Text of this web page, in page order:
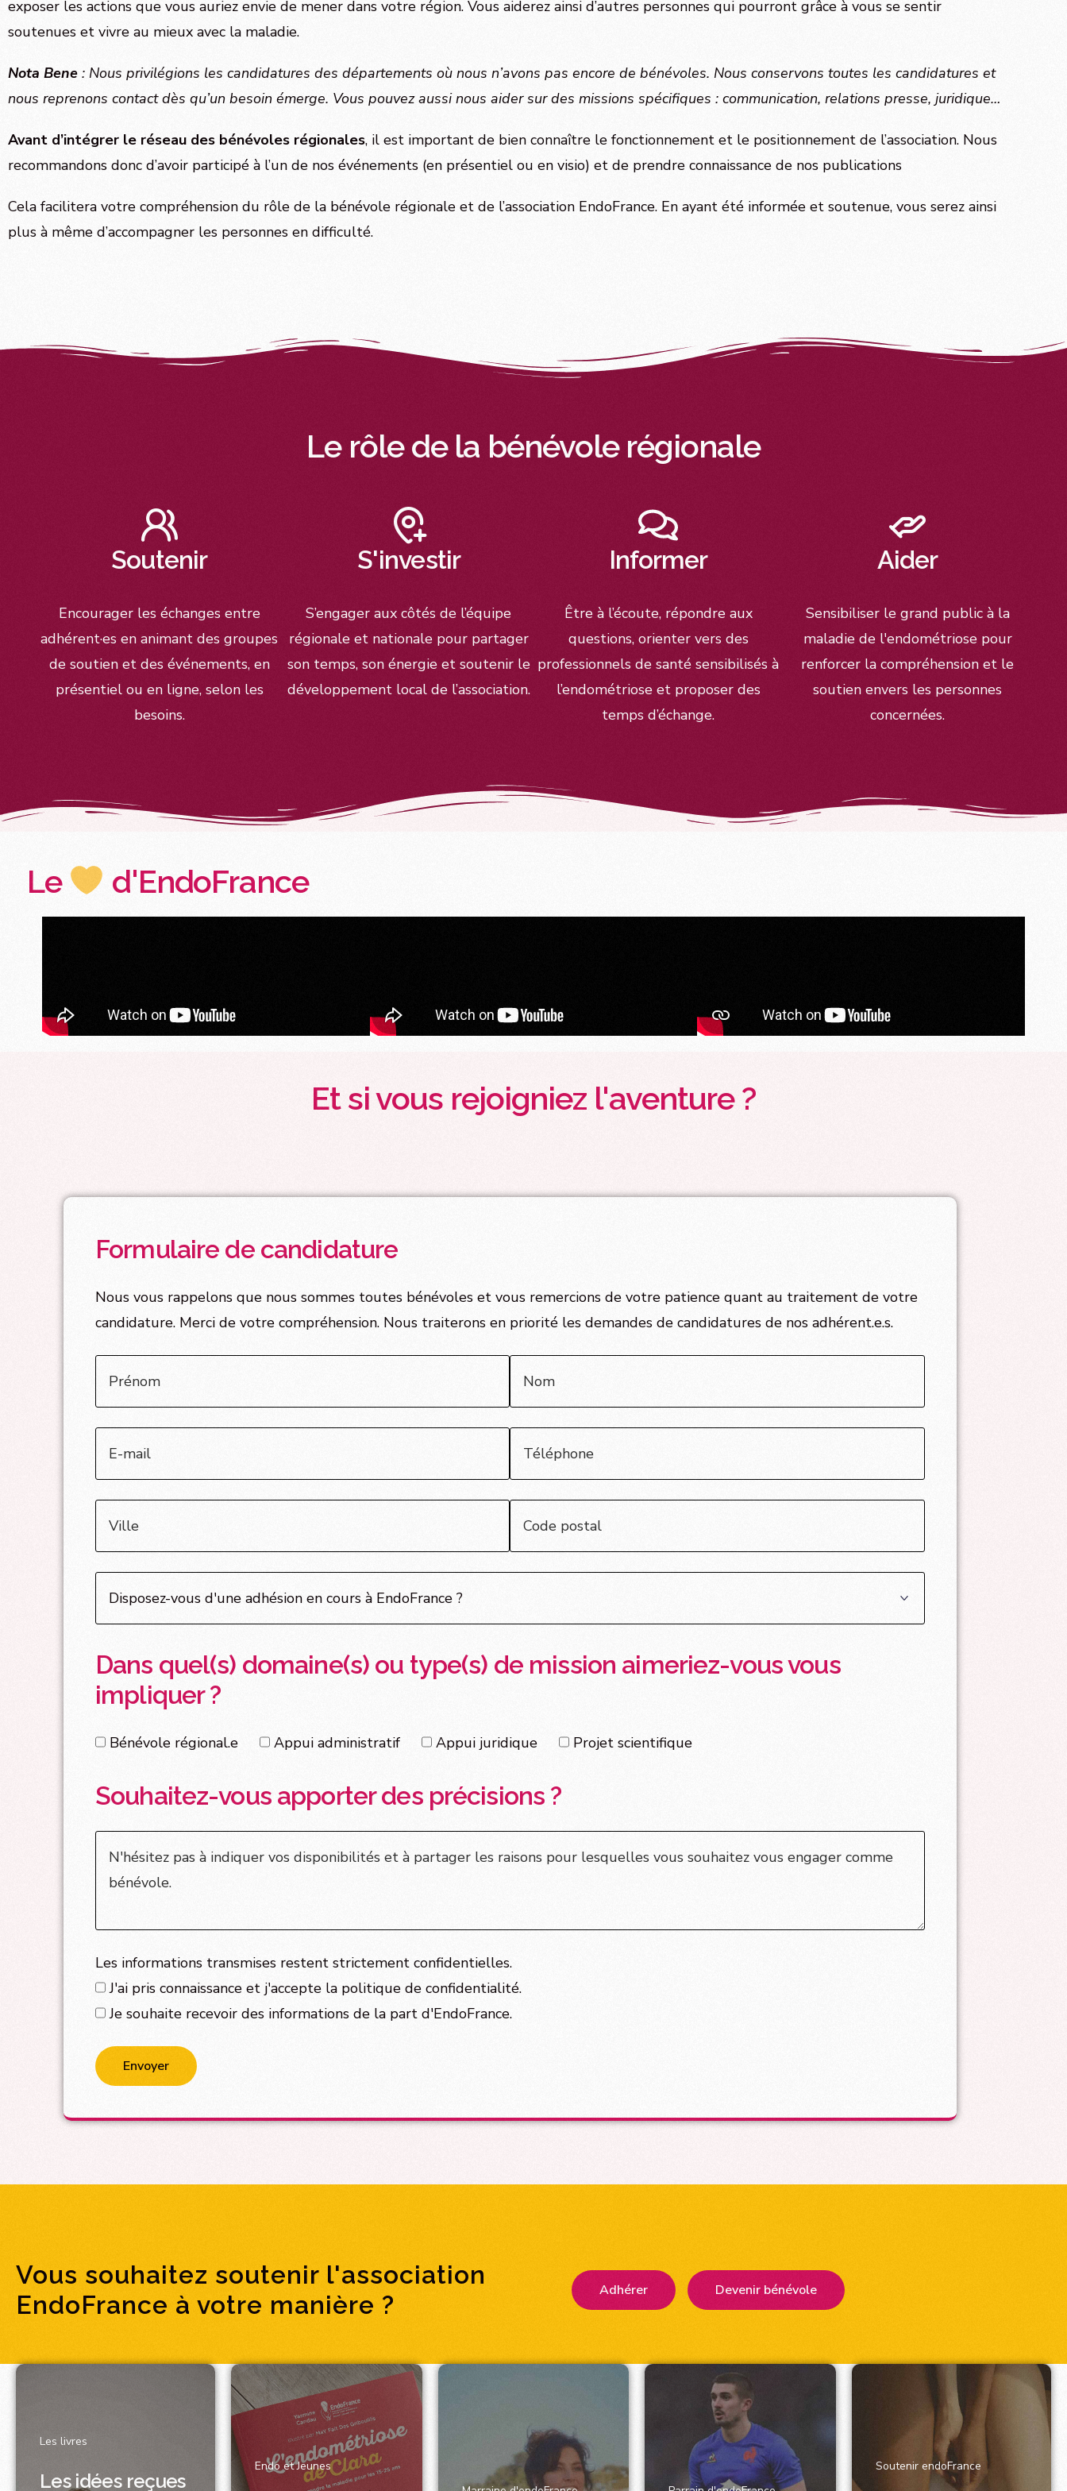
exposer les actions que vous auriez envie de mener dans votre région. Vous aiderez ainsi d’autres personnes qui pourront grâce à vous se sentir
soutenues et vivre au mieux avec la maladie.
Nota Bene : Nous privilégions les candidatures des départements où nous n’avons pas encore de bénévoles. Nous conservons toutes les candidatures et
nous reprenons contact dès qu’un besoin émerge. Vous pouvez aussi nous aider sur des missions spécifiques : communication, relations presse, juridique…
Avant d’intégrer le réseau des bénévoles régionales, il est important de bien connaître le fonctionnement et le positionnement de l’association. Nous
recommandons donc d’avoir participé à l’un de nos événements (en présentiel ou en visio) et de prendre connaissance de nos publications
Cela facilitera votre compréhension du rôle de la bénévole régionale et de l’association EndoFrance. En ayant été informée et soutenue, vous serez ainsi
plus à même d’accompagner les personnes en difficulté.
Le rôle de la bénévole régionale​
Soutenir
Encourager les échanges entre
adhérent·es en animant des groupes
de soutien et des événements, en
présentiel ou en ligne, selon les
besoins.
S'investir
S’engager aux côtés de l’équipe
régionale et nationale pour partager
son temps, son énergie et soutenir le
développement local de l’association.
Informer
Être à l’écoute, répondre aux
questions, orienter vers des
professionnels de santé sensibilisés à
l’endométriose et proposer des
temps d’échange.
Aider
Sensibiliser le grand public à la
maladie de l'endométriose pour
renforcer la compréhension et le
soutien envers les personnes
concernées.
Le d'EndoFrance
Et si vous rejoigniez l'aventure ?
Formulaire de candidature
Nous vous rappelons que nous sommes toutes bénévoles et vous remercions de votre patience quant au traitement de votre
candidature. Merci de votre compréhension. Nous traiterons en priorité les demandes de candidatures de nos adhérent.e.s.
Dans quel(s) domaine(s) ou type(s) de mission aimeriez-vous vous
impliquer ?
Bénévole régional.e Appui administratif Appui juridique Projet scientifique
Souhaitez-vous apporter des précisions ?
Les informations transmises restent strictement confidentielles.
J'ai pris connaissance et j'accepte la politique de confidentialité.
Je souhaite recevoir des informations de la part d'EndoFrance.
Vous souhaitez soutenir l'association
EndoFrance à votre manière ?
Adhérer Devenir bénévole
Les livres
Les idées reçues
Endo et Jeunes
Soutenir endoFrance